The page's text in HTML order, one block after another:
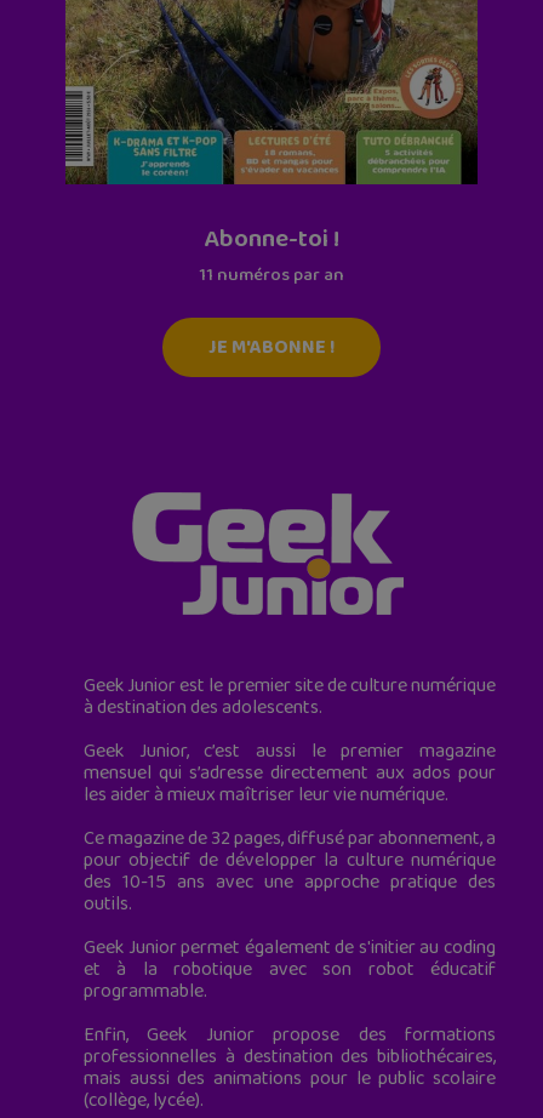
Abonne-toi !
11 numéros par an
JE M'ABONNE !
Geek Junior est le premier site de culture numérique
à destination des adolescents.
Geek Junior, c’est aussi le premier magazine
mensuel qui s’adresse directement aux ados pour
les aider à mieux maîtriser leur vie numérique.
Ce magazine de 32 pages, diffusé par abonnement, a
pour objectif de développer la culture numérique
des 10-15 ans avec une approche pratique des
outils.
Geek Junior permet également de s'initier au coding
et à la robotique avec son robot éducatif
programmable.
Enfin, Geek Junior propose des formations
professionnelles à destination des bibliothécaires,
mais aussi des animations pour le public scolaire
(collège, lycée).